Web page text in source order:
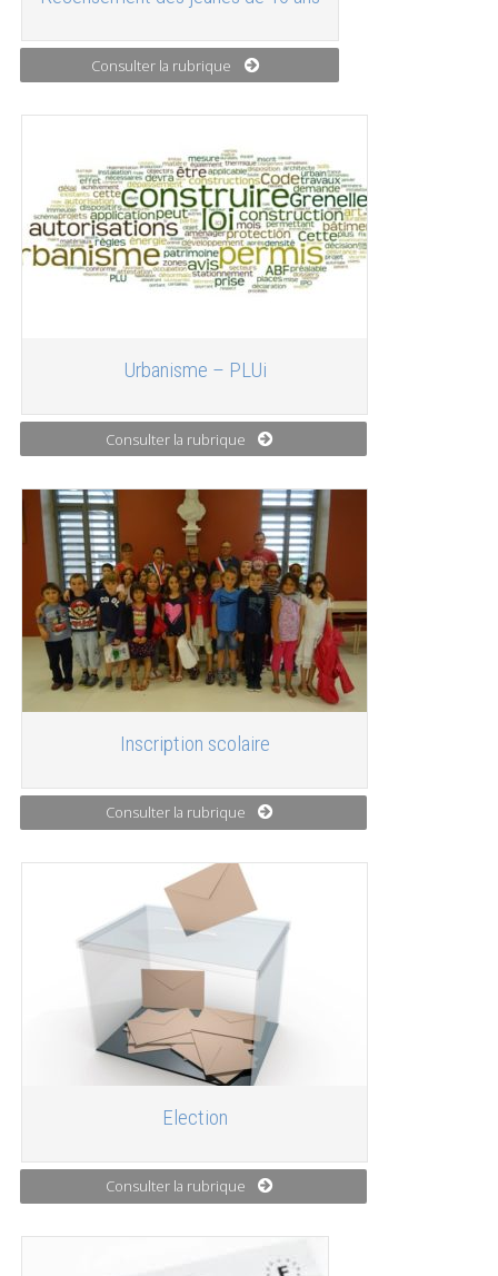
Consulter la rubrique
Urbanisme – PLUi
Consulter la rubrique
Inscription scolaire
Consulter la rubrique
Election
Consulter la rubrique